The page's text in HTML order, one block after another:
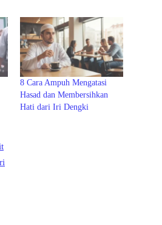
8 Cara Ampuh Mengatasi
Hasad dan Membersihkan
Hati dari Iri Dengki